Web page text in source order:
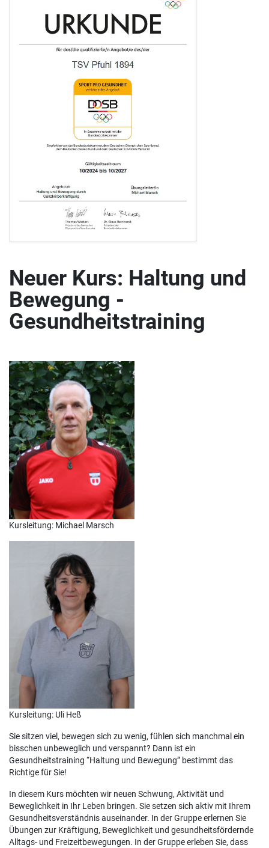
Neuer Kurs: Haltung und
Bewegung -
Gesundheitstraining
Kursleitung: Michael Marsch
Kursleitung: Uli Heß
Sie sitzen viel, bewegen sich zu wenig, fühlen sich manchmal ein
bisschen unbeweglich und verspannt? Dann ist ein
Gesundheitstraining “Haltung und Bewegung” bestimmt das
Richtige für Sie!
In diesem Kurs möchten wir neuen Schwung, Aktivität und
Beweglichkeit in Ihr Leben bringen. Sie setzen sich aktiv mit Ihrem
Gesundheitsverständnis auseinander. In der Gruppe erlernen Sie
Übungen zur Kräftigung, Beweglichkeit und gesundheitsfördernde
Alltags- und Freizeitbewegungen. In der Gruppe erleben Sie, dass